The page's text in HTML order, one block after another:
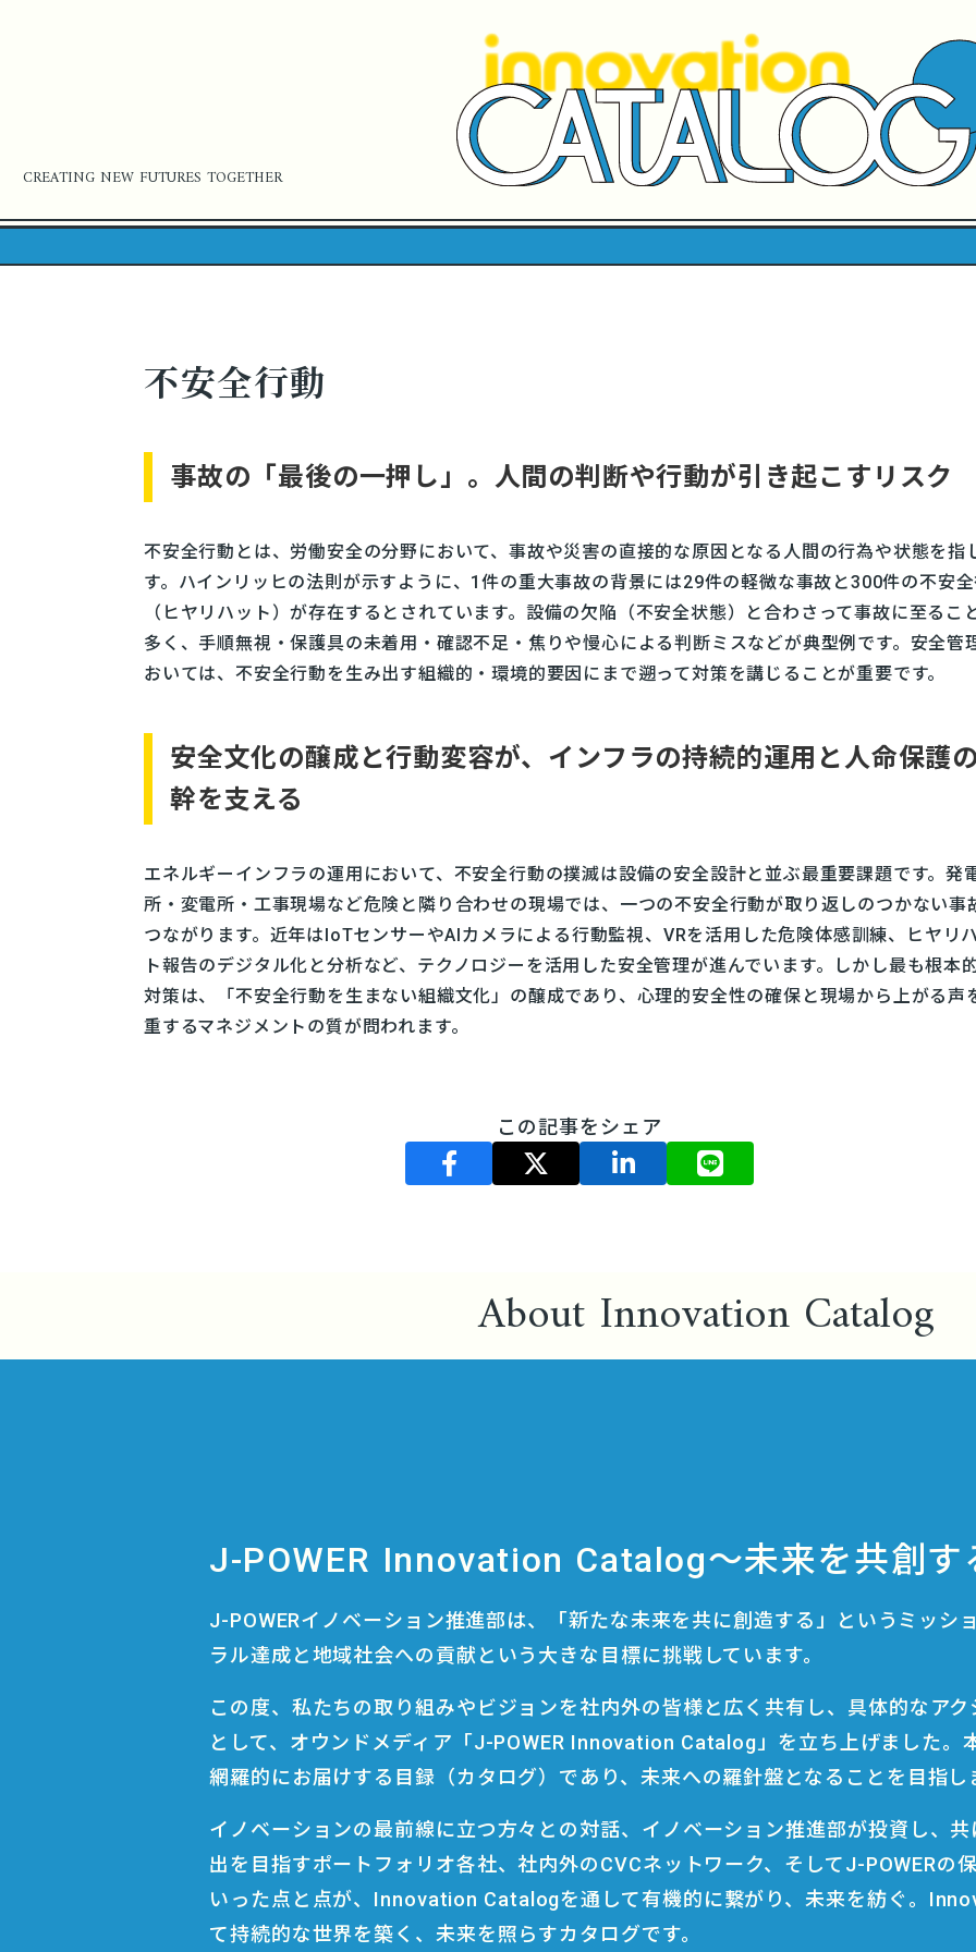
CREATING NEW FUTURES TOGETHER
不安全行動
事故の「最後の一押し」。人間の判断や行動が引き起こすリスク
不安全行動とは、労働安全の分野において、事故や災害の直接的な原因となる人間の行為や状態を指
す。ハインリッヒの法則が示すように、1件の重大事故の背景には29件の軽微な事故と300件の不安
（ヒヤリハット）が存在するとされています。設備の欠陥（不安全状態）と合わさって事故に至るこ
多く、手順無視・保護具の未着用・確認不足・焦りや慢心による判断ミスなどが典型例です。安全管
おいては、不安全行動を生み出す組織的・環境的要因にまで遡って対策を講じることが重要です。
安全文化の醸成と行動変容が、インフラの持続的運用と人命保護
幹を支える
エネルギーインフラの運用において、不安全行動の撲滅は設備の安全設計と並ぶ最重要課題です。発
所・変電所・工事現場など危険と隣り合わせの現場では、一つの不安全行動が取り返しのつかない事
つながります。近年はIoTセンサーやAIカメラによる行動監視、VRを活用した危険体感訓練、ヒヤリ
ト報告のデジタル化と分析など、テクノロジーを活用した安全管理が進んでいます。しかし最も根本
対策は、「不安全行動を生まない組織文化」の醸成であり、心理的安全性の確保と現場から上がる声
重するマネジメントの質が問われます。
この記事をシェア
About Innovation Catalog
J-POWER Innovation Catalog〜未来を共創す
J-POWERイノベーション推進部は、「新たな未来を共に創造する」というミッシ
ラル達成と地域社会への貢献という大きな目標に挑戦しています。
この度、私たちの取り組みやビジョンを社内外の皆様と広く共有し、具体的なア
として、オウンドメディア「J-POWER Innovation Catalog」を立ち上げました。
網羅的にお届けする目録（カタログ）であり、未来への羅針盤となることを目指し
イノベーションの最前線に立つ方々との対話、イノベーション推進部が投資し、
出を目指すポートフォリオ各社、社内外のCVCネットワーク、そしてJ-POWERの
いった点と点が、Innovation Catalogを通して有機的に繋がり、未来を紡ぐ。
て持続的な世界を築く、未来を照らすカタログです。